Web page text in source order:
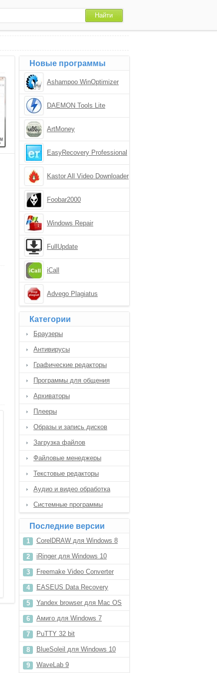
Новые программы
Ashampoo WinOptimizer
DAEMON Tools Lite
ArtMoney
EasyRecovery Professional
Kastor All Video Downloader
Foobar2000
Windows Repair
FullUpdate
iCall
Advego Plagiatus
Категории
Браузеры
Антивирусы
Графические редакторы
Программы для общения
Архиваторы
Плееры
Образы и запись дисков
Загрузка файлов
Файловые менеджеры
Текстовые редакторы
Аудио и видео обработка
Системные программы
Последние версии
CorelDRAW для Windows 8
iRinger для Windows 10
Freemake Video Converter
4.1.9
EASEUS Data Recovery
Wizard 8.0
Yandex browser для Mac OS
Амиго для Windows 7
PuTTY 32 bit
BlueSoleil для Windows 10
WaveLab 9